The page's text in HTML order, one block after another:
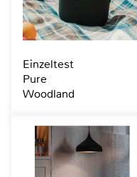
Einzeltest
Pure
Woodland